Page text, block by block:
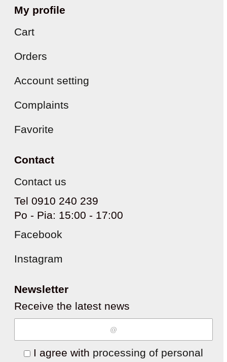
My profile
Cart
Orders
Account setting
Complaints
Favorite
Contact
Contact us
Tel 0910 240 239
Po - Pia: 15:00 - 17:00
Facebook
Instagram
Newsletter
Receive the latest news
I agree with processing of personal